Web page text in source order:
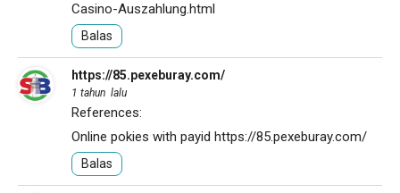
Casino-Auszahlung.html
Balas
https://85.pexeburay.com/
1 tahun lalu
References:
Online pokies with payid https://85.pexeburay.com/
Balas